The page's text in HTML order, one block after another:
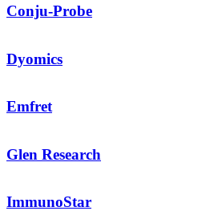
Conju-Probe
Dyomics
Emfret
Glen Research
ImmunoStar